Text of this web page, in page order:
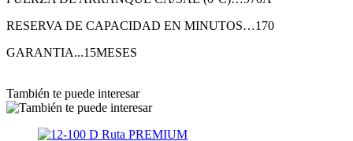
RESERVA DE CAPACIDAD EN MINUTOS…170
GARANTIA...15MESES
También te puede interesar